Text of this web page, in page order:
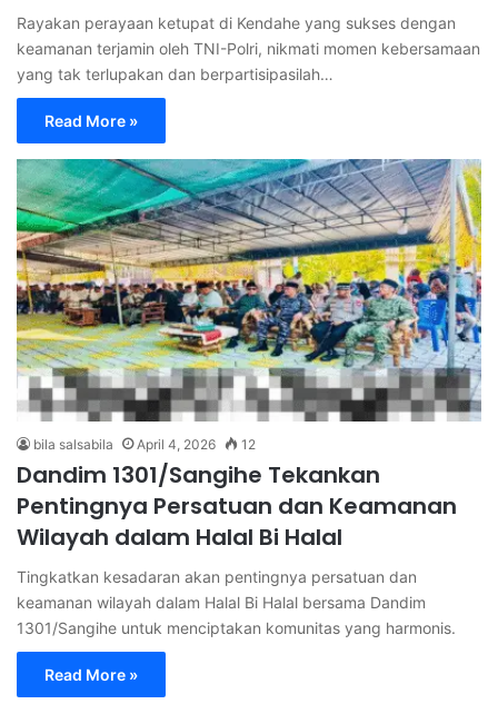
Rayakan perayaan ketupat di Kendahe yang sukses dengan
keamanan terjamin oleh TNI-Polri, nikmati momen kebersamaan
yang tak terlupakan dan berpartisipasilah…
Read More »
bila salsabila April 4, 2026 12
Dandim 1301/Sangihe Tekankan
Pentingnya Persatuan dan Keamanan
Wilayah dalam Halal Bi Halal
Tingkatkan kesadaran akan pentingnya persatuan dan
keamanan wilayah dalam Halal Bi Halal bersama Dandim
1301/Sangihe untuk menciptakan komunitas yang harmonis.
Read More »